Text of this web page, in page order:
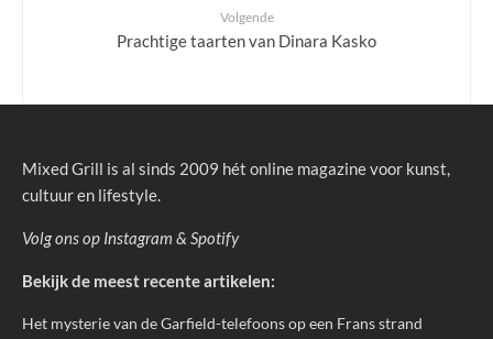
Volgende
Prachtige taarten van Dinara Kasko
Mixed Grill is al sinds 2009 hét online magazine voor kunst,
cultuur en lifestyle.
Volg ons op Instagram & Spotify
Bekijk de meest recente artikelen:
Het mysterie van de Garfield-telefoons op een Frans strand